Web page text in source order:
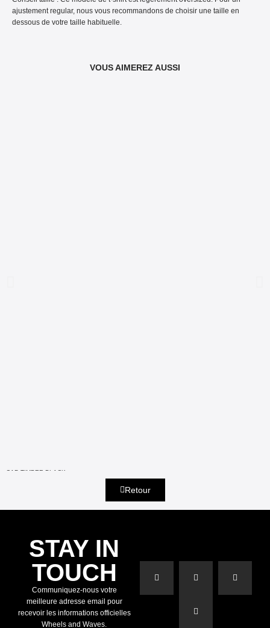
ajustement regular, nous vous recommandons de choisir une taille en
dessous de votre taille habituelle.
VOUS AIMEREZ AUSSI
CAP TIMBER BLACK
Retour
STAY IN
TOUCH
Communiquez-nous votre
meilleure adresse email pour
recevoir les informations officielles
Wheels and Waves.